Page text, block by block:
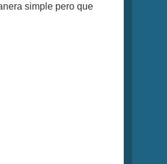
simple pero que